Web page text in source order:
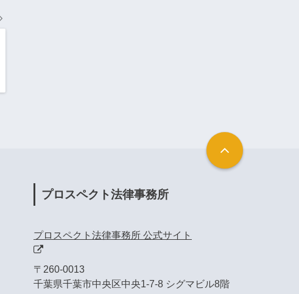
プロスペクト法律事務所
プロスペクト法律事務所 公式サイト
〒260-0013
千葉県千葉市中央区中央1-7-8 シグマビル8階